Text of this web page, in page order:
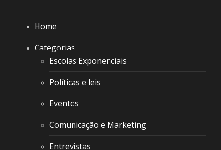
Home
Categorias
Escolas Exponenciais
Políticas e leis
Eventos
Comunicação e Marketing
Entrevistas